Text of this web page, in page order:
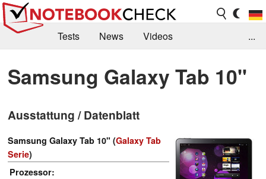
Tests News
Videos
Kaufberatung
Deals Suche
Jobs
Forum
...
Samsung Galaxy Tab 10"
Ausstattung / Datenblatt
Samsung Galaxy Tab 10" (Galaxy Tab
Serie)
Prozessor